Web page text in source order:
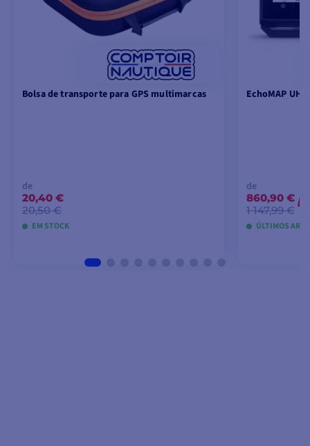
Bolsa de transporte para GPS multimarcas
de
20,40 €
20,50 €
EM STOCK
EchoMAP
de
860,90 €
1 147,99 €
ÚLTIMOS